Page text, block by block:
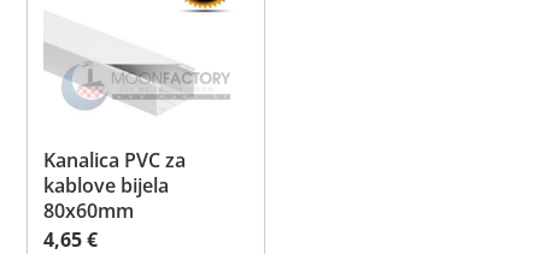
Kanalica PVC za
kablove bijela
80x60mm
4,65€